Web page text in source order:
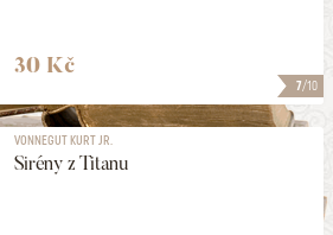
7/10
30 Kč
VONNEGUT KURT JR.
Sirény z Titanu